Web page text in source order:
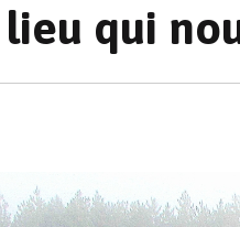
lieu qui